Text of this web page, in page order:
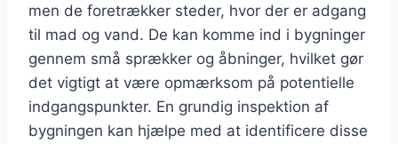
men de foretrækker steder, hvor der er adgang
til mad og vand. De kan komme ind i bygninger
gennem små sprækker og åbninger, hvilket gør
det vigtigt at være opmærksom på potentielle
indgangspunkter. En grundig inspektion af
bygningen kan hjælpe med at identificere disse